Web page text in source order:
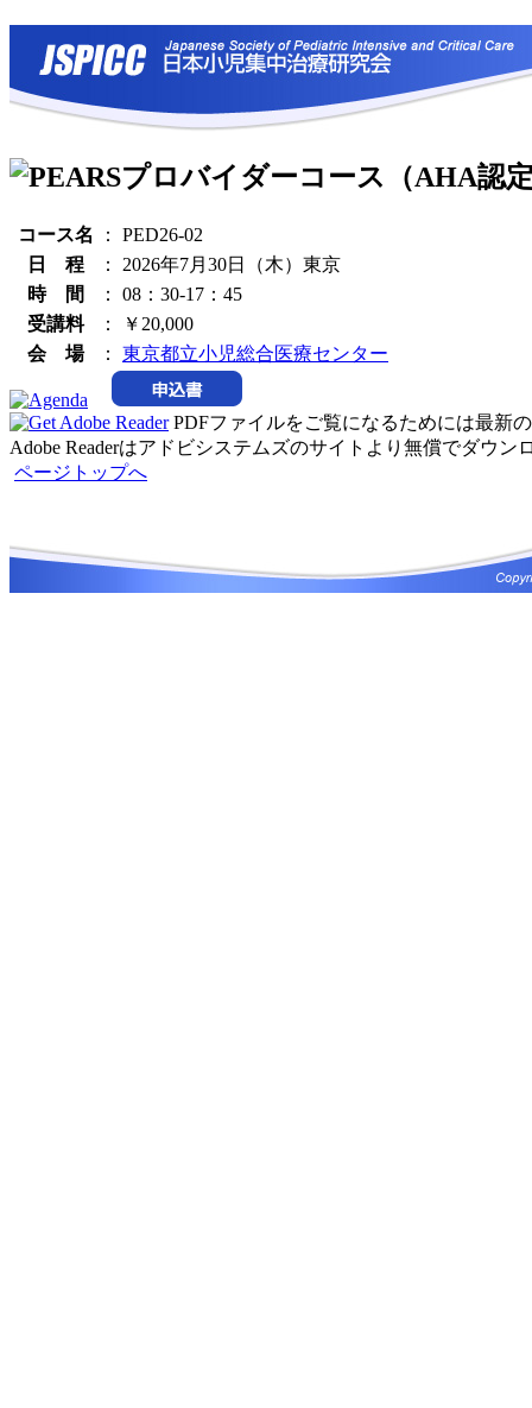
コース名 ：
PED26-02
日 程
：
2026年7月30日（木）東京
時 間
：
08：30-17：45
受講料
：
￥20,000
会 場
： 東京都立小児総合医療センター
PDFファイルをご覧になるためには最新
Adobe Readerはアドビシステムズのサイトより無償でダウン
ページトップへ